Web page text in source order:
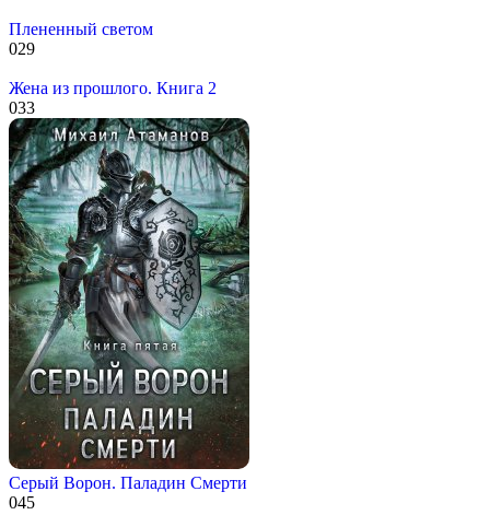
Плененный светом
029
Жена из прошлого. Книга 2
033
Серый Ворон. Паладин Смерти
045